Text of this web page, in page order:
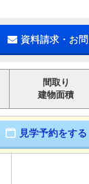
資料請求・お
間取り
建物面積
見学予約をする